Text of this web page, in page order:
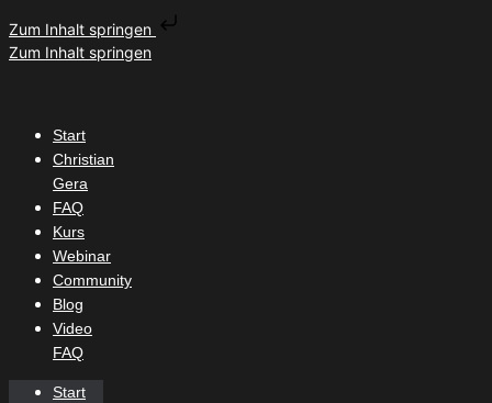
Zum Inhalt springen
Zum Inhalt springen
Start
Christian
Gera
FAQ
Kurs
Webinar
Community
Blog
Video
FAQ
Start